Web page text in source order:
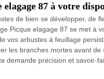
elagage 87 à votre
de bien se développer, de
Picque elagage 87 se met
vos arbustes à feuillage
les branches mortes avant
demande précision et savoir-